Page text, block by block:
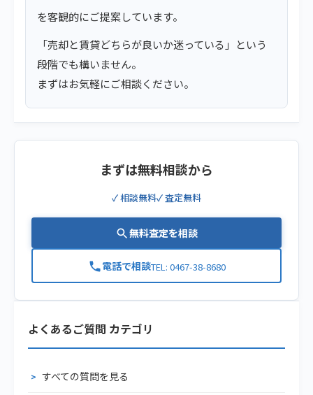
を客観的にご提案しています。
「売却と賃貸どちらが良いか迷っている」という
段階でも構いません。
まずはお気軽にご相談ください。
まずは無料相談から
✓ 相談無料✓ 査定無料
無料査定を相談
電話で相談TEL: 0467-38-8680
よくあるご質問 カテゴリ
すべての質問を見る